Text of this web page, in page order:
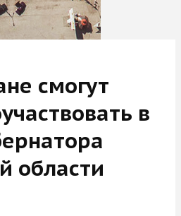
смогут
в
области